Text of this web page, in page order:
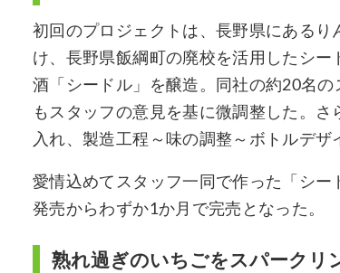
初回のプロジェクトは、長野県にある
け、長野県飯綱町の廃校を活用したシ
酒「シードル」を醸造。同社の約20名
もスタッフの意見を基に微調整した。
入れ、製造工程～味の調整～ボトルデザ
愛情込めてスタッフ一同で作った「シー
発売からわずか1か月で完売となった。
熟れ過ぎのいちごをスパークリ